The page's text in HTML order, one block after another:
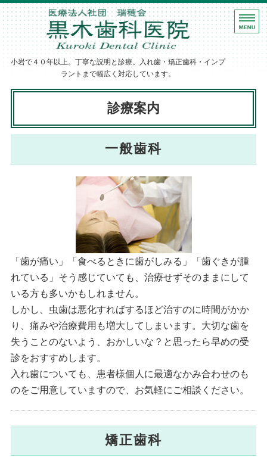
黒木歯科医院｜
小岩で４０年以上。丁寧な説明と診療。入れ歯・矯正歯科・インプ
ラントまで幅広く対応しています。
ホーム
診療案内
歯科医師紹介
アクセス
診療案内
一般歯科
「歯が痛い」「食べるときに歯がしみる」「歯ぐきが腫
れている」そう感じていても、治療せずそのままにして
いる方も多いかもしれません。
しかし、虫歯は悪化すればするほど治すのに時間がかか
り、痛みや治療費用も増大してしまいます。大切な歯を
失うことのないよう、おかしいな？と思ったら早めの受
診をおすすめします。
入れ歯についても、患者様個人に最適なかみ合わせのも
のをご用意していますので、お気軽にご相談ください。
矯正歯科